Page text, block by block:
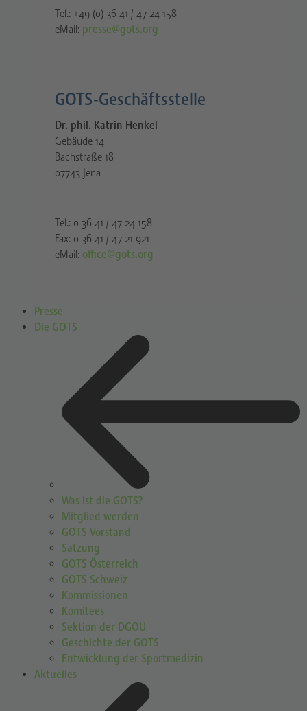
Tel.: +49 (0) 36 41 / 47 24 158
eMail: presse@gots.org
GOTS-Geschäftsstelle
Dr. phil. Katrin Henkel
Gebäude 14
Bachstraße 18
07743 Jena
Tel.: 0 36 41 / 47 24 158
Fax: 0 36 41 / 47 21 921
eMail: office@gots.org
Presse
Die GOTS
Was ist die GOTS?
Mitglied werden
GOTS Vorstand
Satzung
GOTS Österreich
GOTS Schweiz
Kommissionen
Komitees
Sektion der DGOU
Geschichte der GOTS
Entwicklung der Sportmedizin
Aktuelles